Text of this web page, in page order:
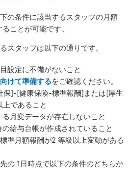
の条件に該当するスタッフの月額
ことが可能です。
スタッフは以下の通りです。
設定に不備がないこと
けて準備するをご確認ください。
保]-[健康保険-標準報酬]または[厚生
であること
月変データが存在しないこと
給与台帳が作成されていること
準月額報酬が2 等級以上変動がある
の 1日時点で以下の条件のどちらか